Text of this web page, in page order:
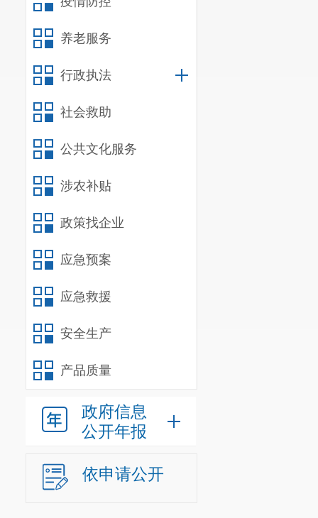
养老服务
行政执法
社会救助
公共文化服务
涉农补贴
政策找企业
应急预案
应急救援
安全生产
产品质量
政府信息
公开年报
依申请公开